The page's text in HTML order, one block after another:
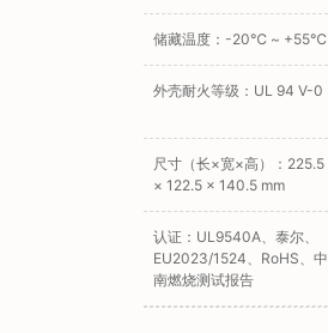
储藏温度：-20℃ ~ +55℃
外壳耐火等级：UL 94 V-0
尺寸（长×宽×高）：225.5
× 122.5 × 140.5 mm
认证：UL9540A、泰尔、
EU2023/1524、RoHS、中
南燃烧测试报告